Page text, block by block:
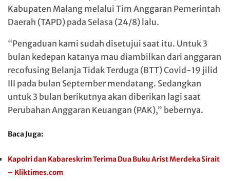
Kabupaten Malang melalui Tim Anggaran Pemerintah
Daerah (TAPD) pada Selasa (24/8) lalu.
“Pengaduan kami sudah disetujui saat itu. Untuk 3
bulan kedepan katanya mau diambilkan dari anggaran
recofusing Belanja Tidak Terduga (BTT) Covid-19 jilid
III pada bulan September mendatang. Sedangkan
untuk 3 bulan berikutnya akan diberikan lagi saat
Perubahan Anggaran Keuangan (PAK),” bebernya.
Baca Juga:
Kapolri dan Kabareskrim Terima Dua Buku Arist Merdeka Sirait
– Kliktimes.com